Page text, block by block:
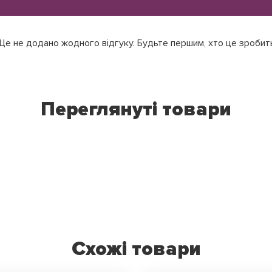
не додано жодного відгуку. Будьте першим, хто це
Переглянуті товари
Схожі товари